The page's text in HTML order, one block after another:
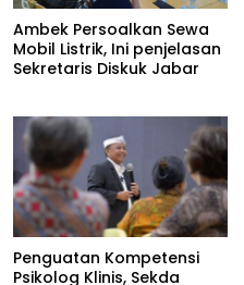
Ambek Persoalkan Sewa
Mobil Listrik, Ini penjelasan
Sekretaris Diskuk Jabar
Penguatan Kompetensi
Psikolog Klinis, Sekda